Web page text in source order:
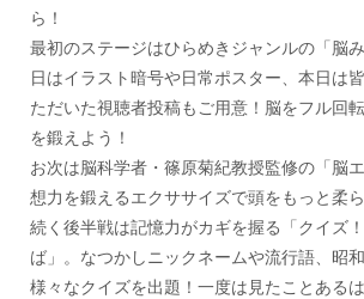
ら！
最初のステージはひらめきジャンルの「脳
日はイラスト暗号や日常ポスター、本日は
ただいた視聴者投稿もご用意！脳をフル回
を鍛えよう！
お次は脳科学者・篠原菊紀教授監修の「脳
想力を鍛えるエクササイズで頭をもっと柔
続く後半戦は記憶力がカギを握る「クイズ
ば」。なつかしニックネームや流行語、昭
様々なクイズを出題！一度は見たことある